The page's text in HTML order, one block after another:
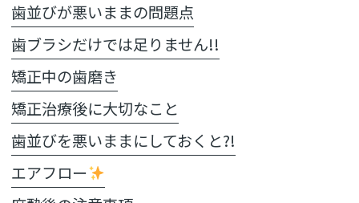
歯並びが悪いままの問題点
歯ブラシだけでは足りません!!
矯正中の歯磨き
矯正治療後に大切なこと
歯並びを悪いままにしておくと?!
エアフロー